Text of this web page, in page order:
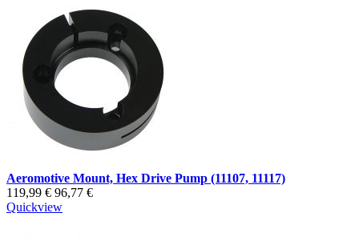
Aeromotive Mount, Hex Drive Pump (11107, 11117)
119,99 € 96,77 €
Quickview